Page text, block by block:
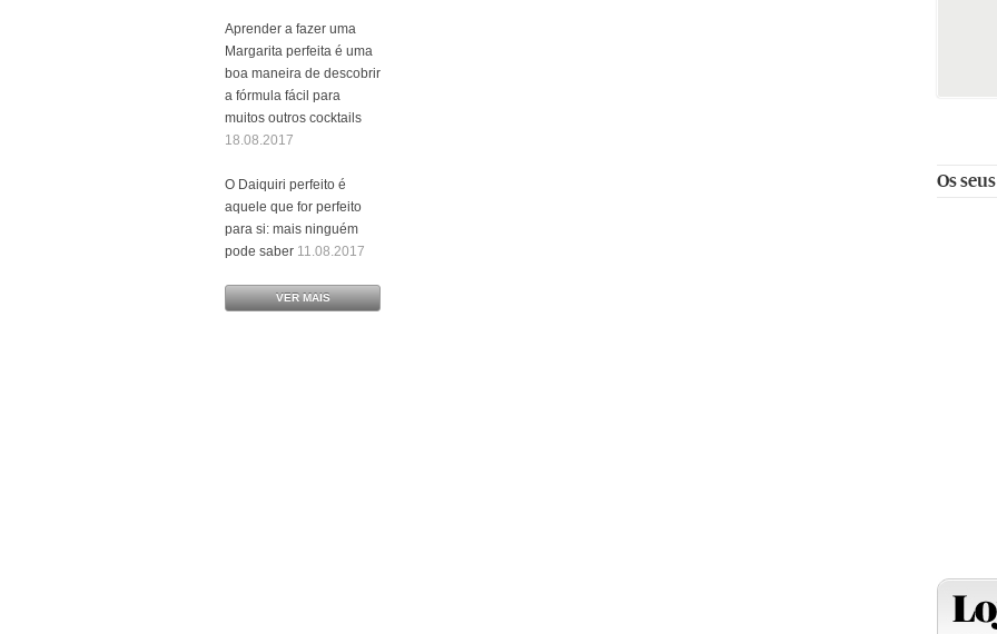
Aprender a fazer uma
Margarita perfeita é uma
boa maneira de descobrir
a fórmula fácil para
muitos outros cocktails
18.08.2017
O Daiquiri perfeito é
aquele que for perfeito
para si: mais ninguém
pode saber 11.08.2017
VER MAIS
Os